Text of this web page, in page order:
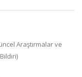
Araştırmalar ve